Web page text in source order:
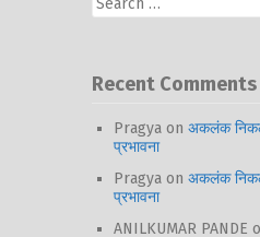
for:
Recent Comments
Pragya on अकलंक
प्रभावना
Pragya on अकलंक
प्रभावना
ANILKUMAR PANDE